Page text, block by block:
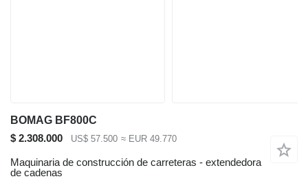
BOMAG BF800C
$ 2.308.000
US$ 57.500 ≈ EUR 49.770
Maquinaria de construcción de carreteras - extendedora
de cadenas